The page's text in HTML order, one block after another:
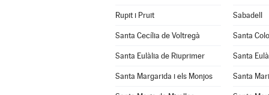
Rupit i Pruit Sabadell
Santa Cecília de Voltregà Santa
Santa Eulàlia de Riuprimer Santa
Santa Margarida i els Monjos Santa